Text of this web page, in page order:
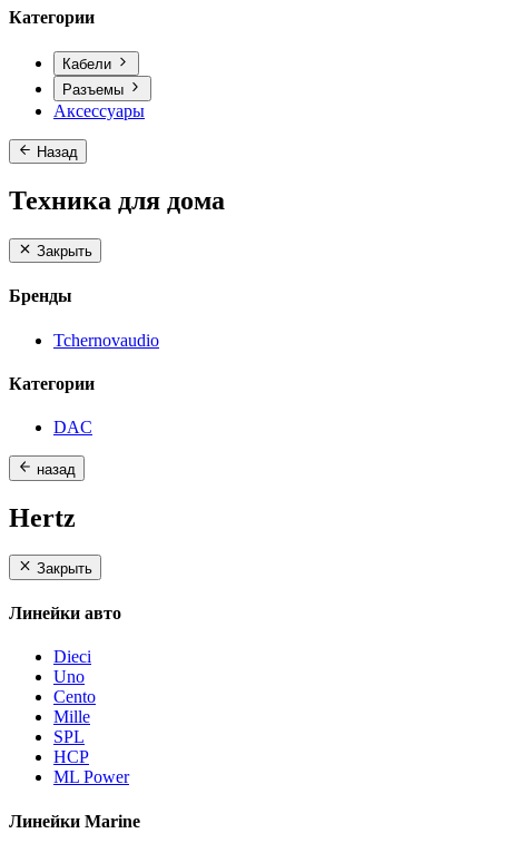
Категории
Кабели
Разъемы
Аксессуары
Назад
Техника для дома
Закрыть
Бренды
Tchernovaudio
Категории
DAC
назад
Hertz
Закрыть
Линейки авто
Dieci
Uno
Cento
Mille
SPL
HCP
ML Power
Линейки Marine